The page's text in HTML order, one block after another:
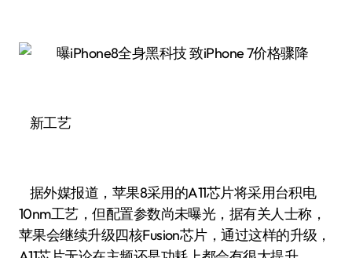
新工艺
据外媒报道，苹果8采用的A11芯片将采用台积电
10nm工艺，但配置参数尚未曝光，据有关人士称，
苹果会继续升级四核Fusion芯片，通过这样的升级，